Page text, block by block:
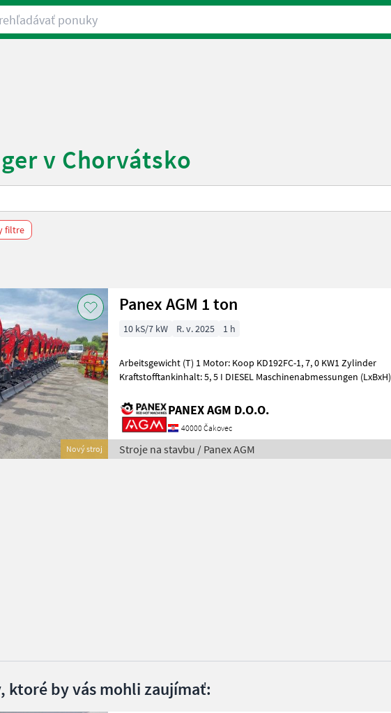
ponuky
v Chorvátsko
filtre
Nový stroj
Panex AGM 1 ton
10 kS/7 kW R. v. 2025 1 h
Arbeitsgewicht (T) 1 Motor: Koop KD192FC-1, 7, 0 KW1 Zylinder
Kraftstofftankinhalt: 5, 5 I DIESEL Maschinenabmessungen (LxBxH)
PANEX AGM D.O.O.
40000 Čakovec
Stroje na stavbu / Panex AGM
ktoré by vás mohli zaujímať: